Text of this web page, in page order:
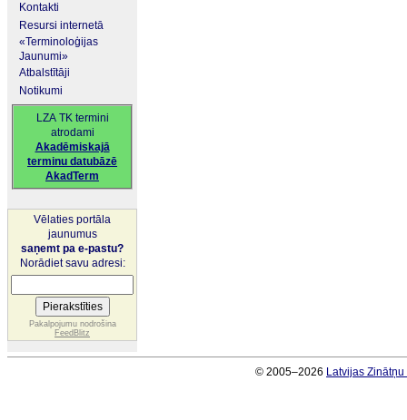
Kontakti
Resursi internetā
«Terminoloģijas
Jaunumi»
Atbalstītāji
Notikumi
LZA TK termini
atrodami
Akadēmiskajā
terminu datubāzē
AkadTerm
Vēlaties portāla
jaunumus
saņemt pa e-pastu?
Norādiet savu adresi:
Pakalpojumu nodrošina
FeedBlitz
© 2005–2026 Latvijas